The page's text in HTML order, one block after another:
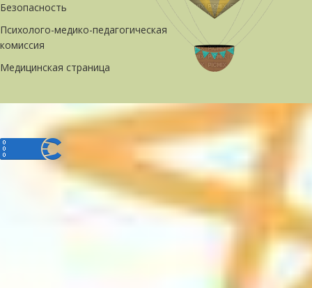
Безопасность
Психолого-медико-педагогическая
комиссия
Медицинская страница